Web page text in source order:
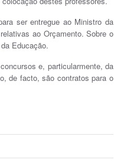
ser entregue ao Ministro da
ao Orçamento. Sobre o
Educação.
e, particularmente, da
de facto, são contratos para o